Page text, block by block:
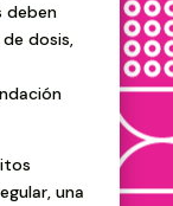
deben
dosis,
una